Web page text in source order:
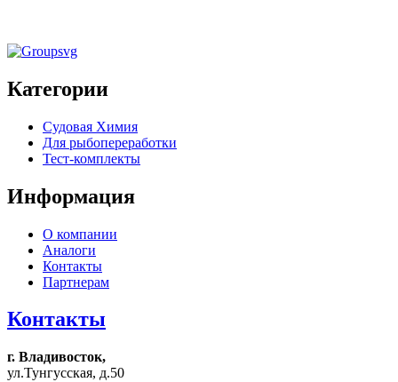
Категории
Судовая Химия
Для рыбопереработки
Тест-комплекты
Информация
О компании
Аналоги
Контакты
Партнерам
Контакты
г. Владивосток,
ул.Тунгусская, д.50